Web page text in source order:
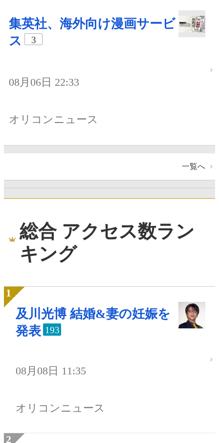
集英社、海外向け漫画サービ
ス
3
08月06日 22:33
オリコンニュース
一覧へ
総合 アクセス数ラン
キング
及川光博 結婚&妻の妊娠を
発表 193
08月08日 11:35
オリコンニュース